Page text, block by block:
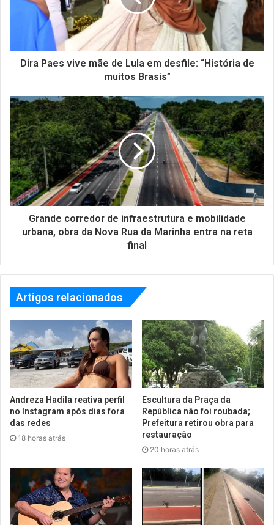
Dira Paes vive mãe de Lula em desfile: “História de
muitos Brasis”
Grande corredor de infraestrutura e mobilidade
urbana, obra da Nova Rua da Marinha entra na reta
final
Artigos relacionados
Andreza Hadila reativa perfil
no Instagram após dias fora
das redes
18 horas atrás
Escultura da Praça da
República não foi roubada;
Prefeitura retirou obra para
restauração
20 horas atrás